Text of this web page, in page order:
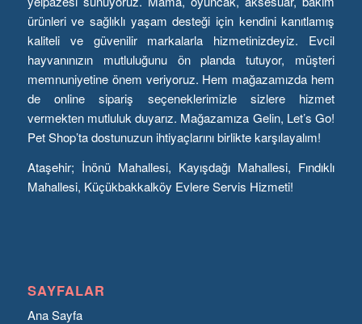
ürünleri ve sağlıklı yaşam desteği için kendini kanıtlamış
kaliteli ve güvenilir markalarla hizmetinizdeyiz. Evcil
hayvanınızın mutluluğunu ön planda tutuyor, müşteri
memnuniyetine önem veriyoruz. Hem mağazamızda hem
de online sipariş seçeneklerimizle sizlere hizmet
vermekten mutluluk duyarız. Mağazamıza Gelin, Let’s Go!
Pet Shop’ta dostunuzun ihtiyaçlarını birlikte karşılayalım!
Ataşehir; İnönü Mahallesi, Kayışdağı Mahallesi, Fındıklı
Mahallesi, Küçükbakkalköy Evlere Servis Hizmeti!
SAYFALAR
Ana Sayfa